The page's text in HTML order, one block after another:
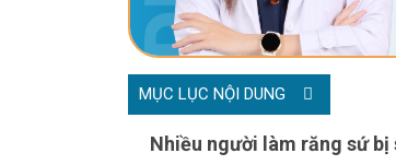
MỤC LỤC NỘI DUNG
Nhiều người làm răng sứ bị sưng nướu răng do mài răng thật, lựa chọn răng sứ không phù hợp,...